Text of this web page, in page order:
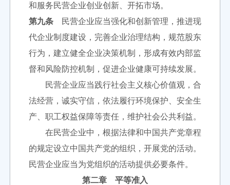
和服务民营企业创业创新、开拓市场。
第九条 民营企业应当强化和创新管理，推进现
代企业制度建设，完善企业治理结构，规范股东
行为，建立健全企业决策机制，形成有效内部监
督和风险防控机制，促进企业健康可持续发展。
民营企业应当践行社会主义核心价值观，合
法经营，诚实守信，依法履行环境保护、安全生
产、职工权益保障等责任，维护社会公共利益。
在民营企业中，根据法律和中国共产党章程
的规定设立中国共产党的组织，开展党的活动。
民营企业应当为党组织的活动提供必要条件。
第二章 平等准入